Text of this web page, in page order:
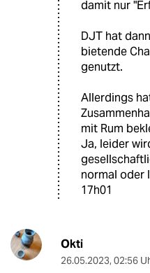
damit nur
DJT hat
bietende
genutzt.
Allerdings
mit Rum
Ja, leider
normal oder
17h01
Okti
26.05.2023, 02:56